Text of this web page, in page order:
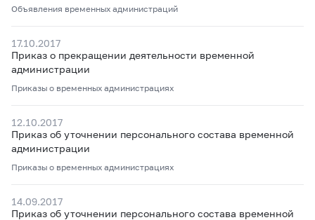
Объявления временных администраций
17.10.2017
Приказ о прекращении деятельности временной
администрации
Приказы о временных администрациях
12.10.2017
Приказ об уточнении персонального состава временной
администрации
Приказы о временных администрациях
14.09.2017
Приказ об уточнении персонального состава временной